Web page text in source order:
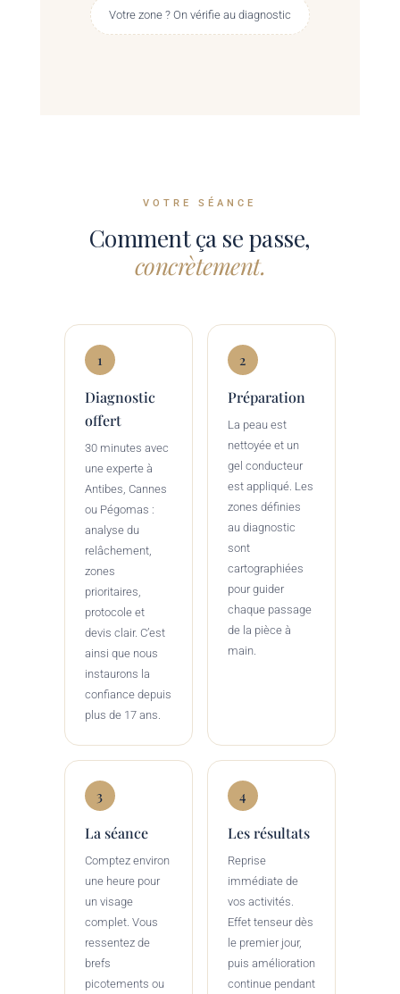
Votre zone ? On vérifie au diagnostic
VOTRE SÉANCE
Comment ça se passe,
concrètement.
1
Diagnostic
offert
30 minutes avec
une experte à
Antibes, Cannes
ou Pégomas :
analyse du
relâchement,
zones
prioritaires,
protocole et
devis clair. C’est
ainsi que nous
instaurons la
confiance depuis
plus de 17 ans.
2
Préparation
La peau est
nettoyée et un
gel conducteur
est appliqué. Les
zones définies
au diagnostic
sont
cartographiées
pour guider
chaque passage
de la pièce à
main.
3
La séance
Comptez environ
une heure pour
un visage
complet. Vous
ressentez de
brefs
picotements ou
4
Les résultats
Reprise
immédiate de
vos activités.
Effet tenseur dès
le premier jour,
puis amélioration
continue pendant